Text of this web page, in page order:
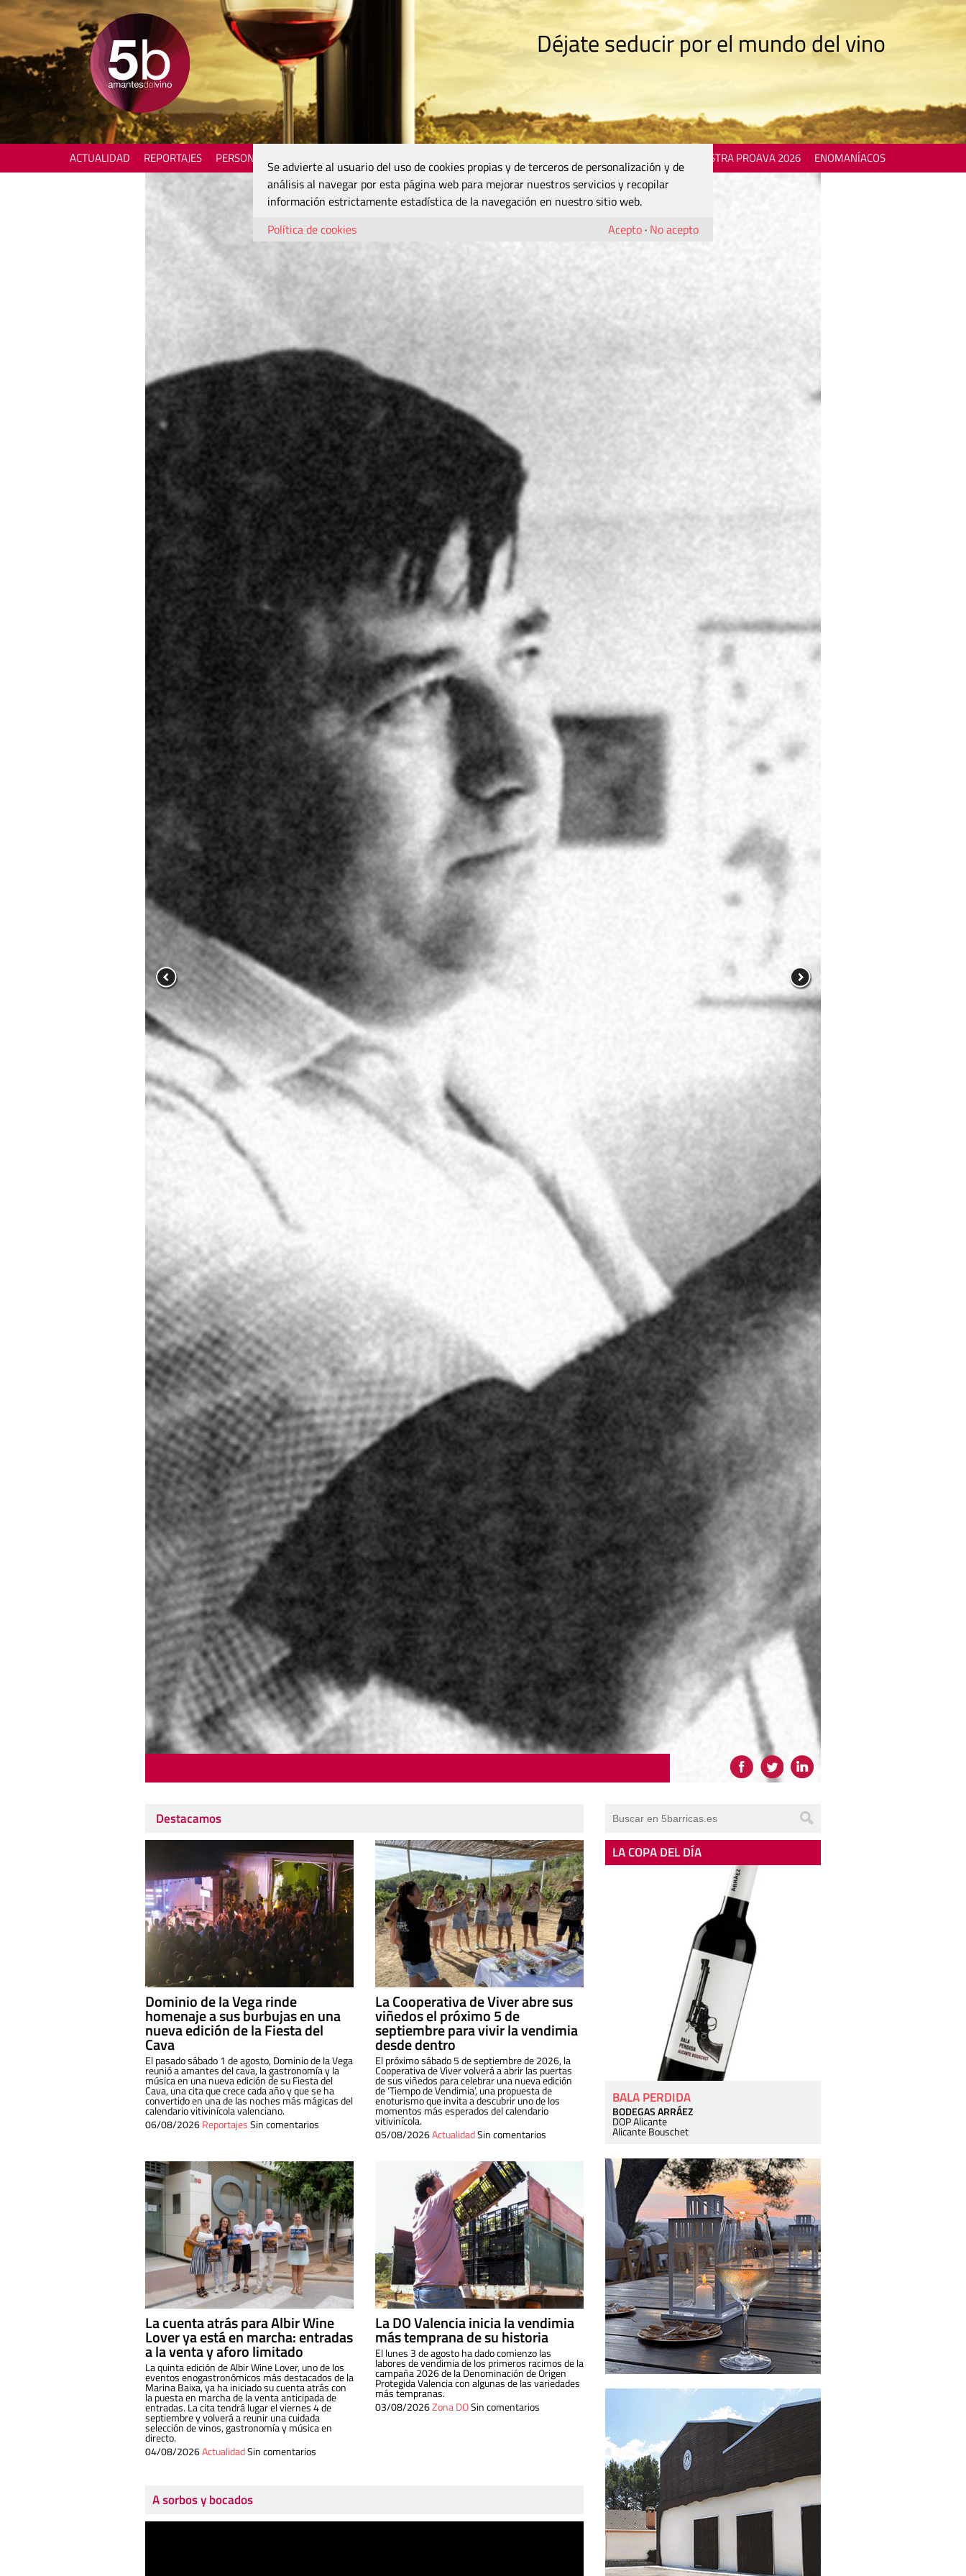
Déjate seducir por el mundo del vino
ACTUALIDAD REPORTAJES PERSONAJES MOSTRA PROAVA 2026 ENOMANÍACOS
Destacamos
Dominio de la Vega rinde
homenaje a sus burbujas en una
nueva edición de la Fiesta del
Cava
El pasado sábado 1 de agosto, Dominio de la Vega
reunió a amantes del cava, la gastronomía y la
música en una nueva edición de su Fiesta del
Cava, una cita que crece cada año y que se ha
convertido en una de las noches más mágicas del
calendario vitivinícola valenciano.
06/08/2026ReportajesSin comentarios
La Cooperativa de Viver abre sus
viñedos el próximo 5 de
septiembre para vivir la vendimia
desde dentro
El próximo sábado 5 de septiembre de 2026, la
Cooperativa de Viver volverá a abrir las puertas
de sus viñedos para celebrar una nueva edición
de ‘Tiempo de Vendimia’, una propuesta de
enoturismo que invita a descubrir uno de los
momentos más esperados del calendario
vitivinícola.
05/08/2026ActualidadSin comentarios
La cuenta atrás para Albir Wine
Lover ya está en marcha: entradas
a la venta y aforo limitado
La quinta edición de Albir Wine Lover, uno de los
eventos enogastronómicos más destacados de la
Marina Baixa, ya ha iniciado su cuenta atrás con
la puesta en marcha de la venta anticipada de
entradas. La cita tendrá lugar el viernes 4 de
septiembre y volverá a reunir una cuidada
selección de vinos, gastronomía y música en
directo.
04/08/2026ActualidadSin comentarios
La DO Valencia inicia la vendimia
más temprana de su historia
El lunes 3 de agosto ha dado comienzo las
labores de vendimia de los primeros racimos de la
campaña 2026 de la Denominación de Origen
Protegida Valencia con algunas de las variedades
más tempranas.
03/08/2026Zona DOSin comentarios
A sorbos y bocados
LA COPA DEL DÍA
BALA PERDIDA
BODEGAS ARRÁEZ
DOP Alicante
Alicante Bouschet
Se advierte al usuario del uso de cookies propias y de terceros de personalización y de
análisis al navegar por esta página web para mejorar nuestros servicios y recopilar
información estrictamente estadística de la navegación en nuestro sitio web.
Política de cookies
Acepto · No acepto